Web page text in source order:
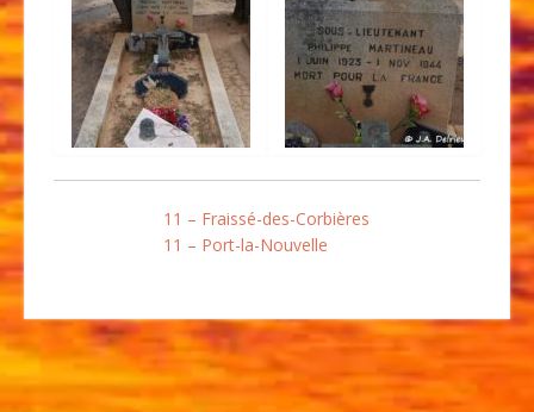
11 – Fraissé-des-Corbières
11 – Port-la-Nouvelle